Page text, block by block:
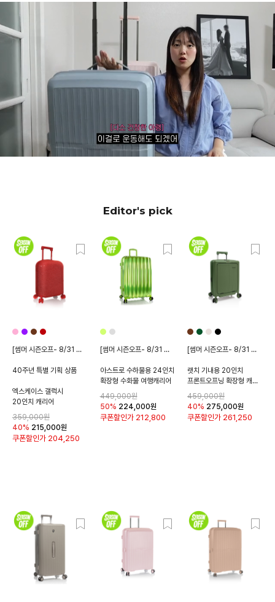
Editor's pick
[썸머 시즌오프- 8/31 종료]
40주년 특별 기획 상품
엑스케이스 갤럭시
20인치 캐리어
359,000원
40% 215,000원
쿠폰할인가 204,250
[썸머 시즌오프- 8/31 종료]
아스트로 수하물용 24인치
확장형 수화물 여행캐리어
449,000원
50% 224,000원
쿠폰할인가 212,800
[썸머 시즌오프- 8/31 종료]
랫치 기내용 20인치
프론트오프닝 확장형 캐리어
459,000원
40% 275,000원
쿠폰할인가 261,250